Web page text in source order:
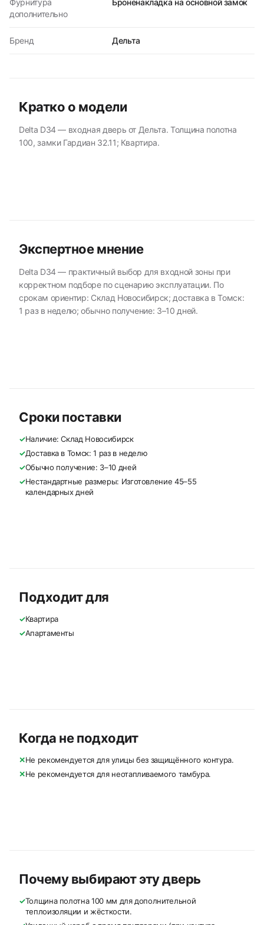
Фурнитура
дополнительно
Броненакладка на основной замок
Бренд Дельта
Кратко о модели
Delta D34 — входная дверь от Дельта. Толщина полотна
100, замки Гардиан 32.11; Квартира.
Экспертное мнение
Delta D34 — практичный выбор для входной зоны при
корректном подборе по сценарию эксплуатации. По
срокам ориентир: Склад Новосибирск; доставка в Томск:
1 раз в неделю; обычно получение: 3–10 дней.
Сроки поставки
✓Наличие: Склад Новосибирск
✓Доставка в Томск: 1 раз в неделю
✓Обычно получение: 3–10 дней
✓Нестандартные размеры: Изготовление 45–55
календарных дней
Подходит для
✓Квартира
✓Апартаменты
Когда не подходит
✕Не рекомендуется для улицы без защищённого контура.
✕Не рекомендуется для неотапливаемого тамбура.
Почему выбирают эту дверь
✓Толщина полотна 100 мм для дополнительной
теплоизоляции и жёсткости.